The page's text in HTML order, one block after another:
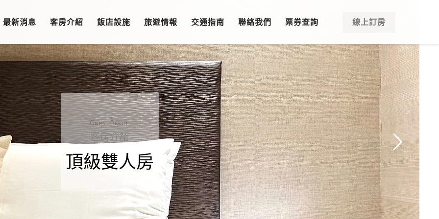
最新消息 客房介紹 飯店設施 旅遊情報 交通指南 聯絡我們 票券查詢 線上訂房
Guest Room
客房介紹
頂級雙人房